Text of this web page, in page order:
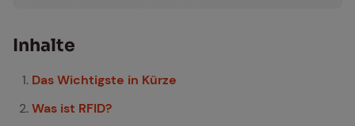
In­hal­te
Das Wichtigste in Kürze
Was ist RFID?